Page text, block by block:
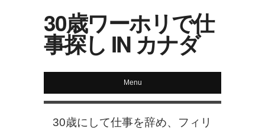
30歳ワーホリで仕
事探し IN カナダ
Menu
30歳にして仕事を辞め、フィリ